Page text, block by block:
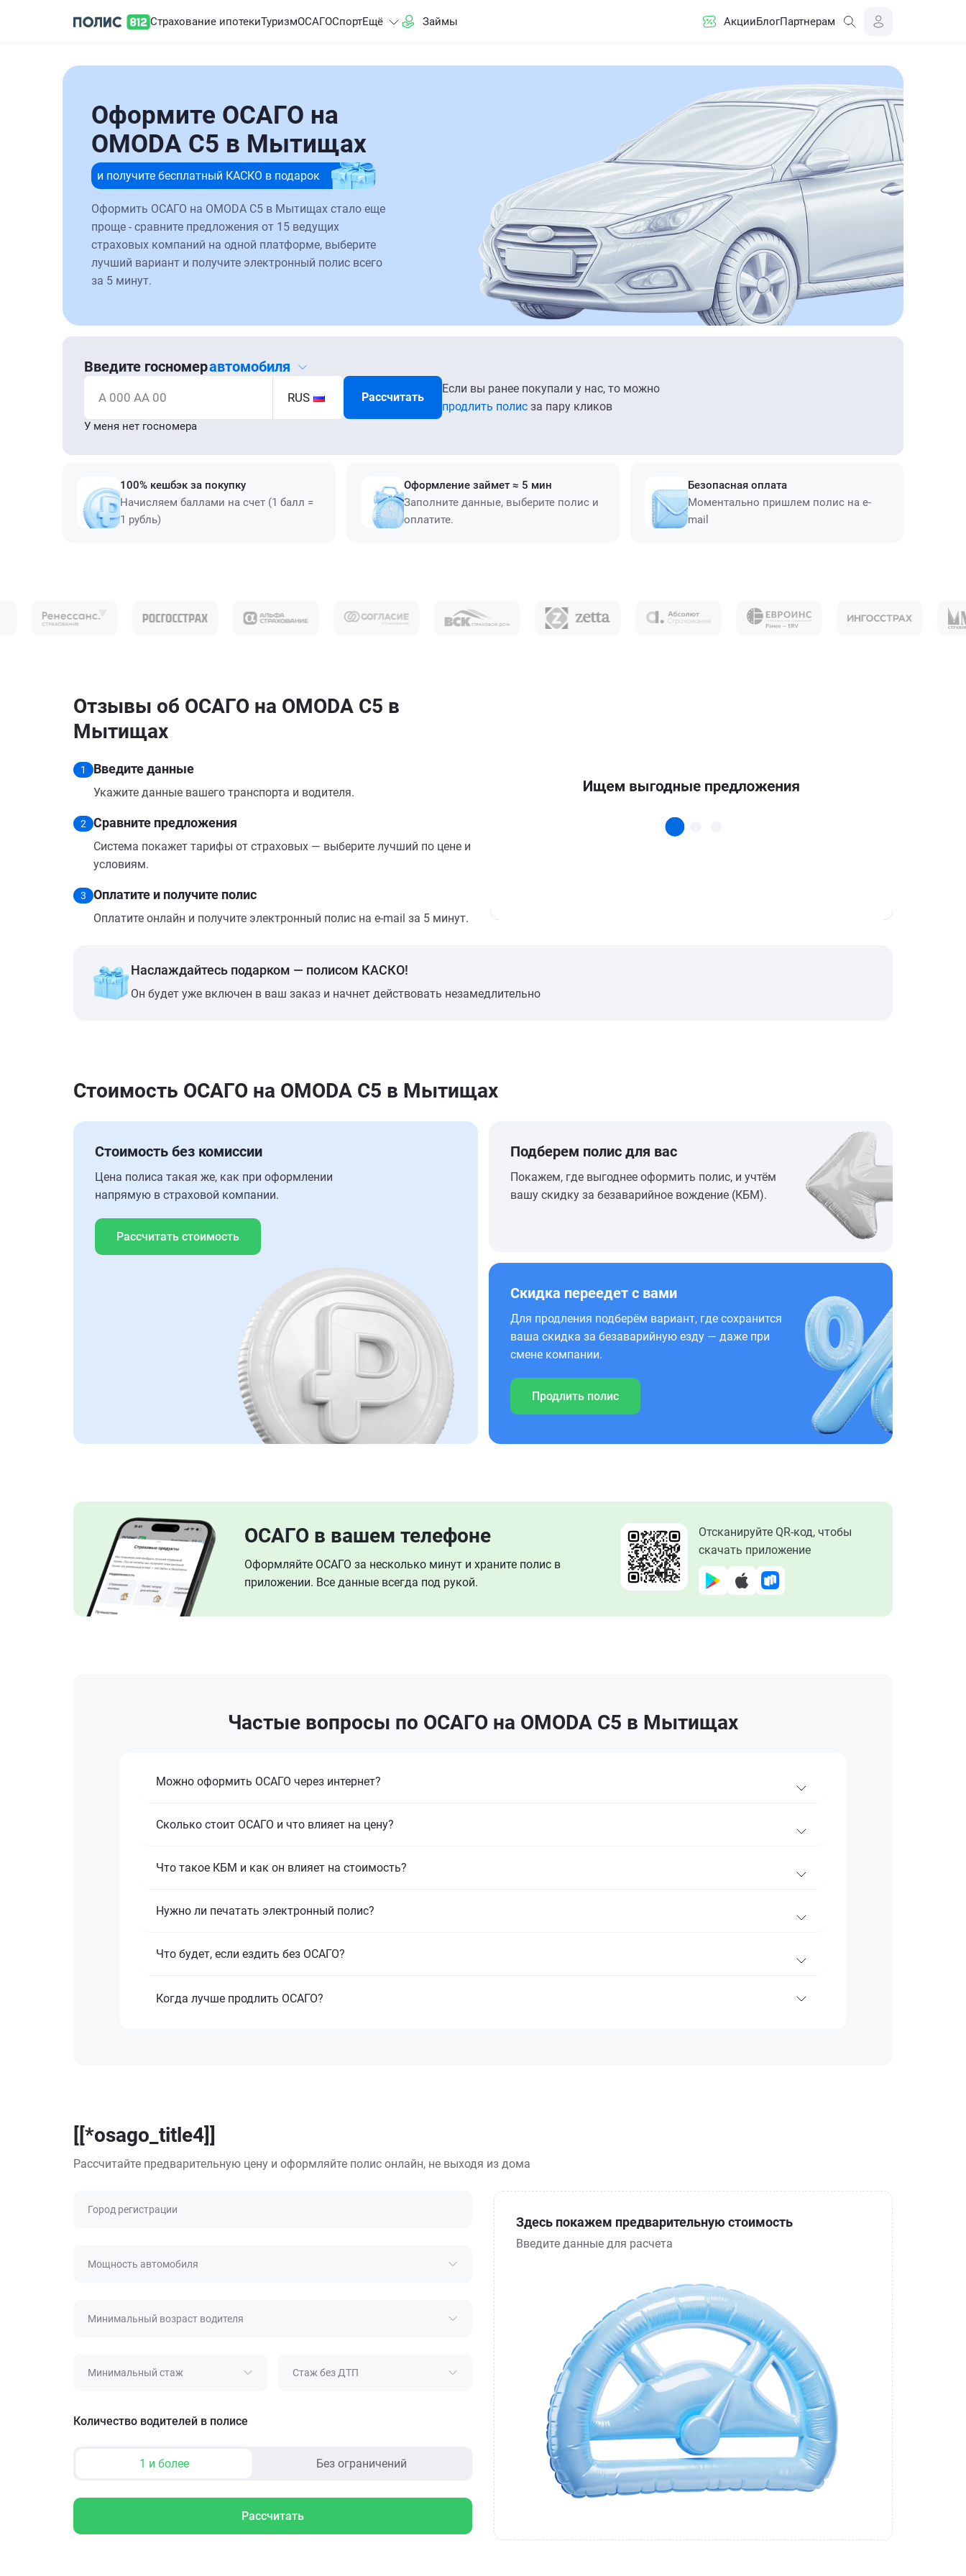
Страхование ипотекиТуризмОСАГОСпортЕщё Займы АкцииБлогПартнерам
Оформите ОСАГО на
OMODA C5 в Мытищах
и получите бесплатный КАСКО в подарок
Оформить ОСАГО на OMODA C5 в Мытищах стало еще
проще - сравните предложения от 15 ведущих
страховых компаний на одной платформе, выберите
лучший вариант и получите электронный полис всего
за 5 минут.
Введите госномеравтомобиля
А 000 АА 00 RUS Рассчитать
Если вы ранее покупали у нас, то можно
продлить полис за пару кликов
У меня нет госномера
100% кешбэк за покупку
Начисляем баллами на счет (1 балл =
1 рубль)
Оформление займет ≈ 5 мин
Заполните данные, выберите полис и
оплатите.
Безопасная оплата
Моментально пришлем полис на e-
mail
Отзывы об ОСАГО на OMODA C5 в
Мытищах
1 Введите данные
Укажите данные вашего транспорта и водителя.
2 Сравните предложения
Система покажет тарифы от страховых — выберите лучший по цене и
условиям.
3 Оплатите и получите полис
Оплатите онлайн и получите электронный полис на e-mail за 5 минут.
Наслаждайтесь подарком — полисом КАСКО!
Он будет уже включен в ваш заказ и начнет действовать незамедлительно
Стоимость ОСАГО на OMODA C5 в Мытищах
Стоимость без комиссии
Цена полиса такая же, как при оформлении
напрямую в страховой компании.
Рассчитать стоимость
Подберем полис для вас
Покажем, где выгоднее оформить полис, и учтём
вашу скидку за безаварийное вождение (КБМ).
Скидка переедет с вами
Для продления подберём вариант, где сохранится
ваша скидка за безаварийную езду — даже при
смене компании.
Продлить полис
ОСАГО в вашем телефоне
Оформляйте ОСАГО за несколько минут и храните полис в
приложении. Все данные всегда под рукой.
Отсканируйте QR-код, чтобы
скачать приложение
Частые вопросы по ОСАГО на OMODA C5 в Мытищах
Можно оформить ОСАГО через интернет?
Сколько стоит ОСАГО и что влияет на цену?
Что такое КБМ и как он влияет на стоимость?
Нужно ли печатать электронный полис?
Что будет, если ездить без ОСАГО?
Когда лучше продлить ОСАГО?
[[*osago_title4]]
Рассчитайте предварительную цену и оформляйте полис онлайн, не выходя из дома
Город регистрации
Мощность автомобиля
Минимальный возраст водителя
Минимальный стаж Стаж без ДТП
Количество водителей в полисе
1 и более Без ограничений
Рассчитать
Здесь покажем предварительную стоимость
Введите данные для расчета